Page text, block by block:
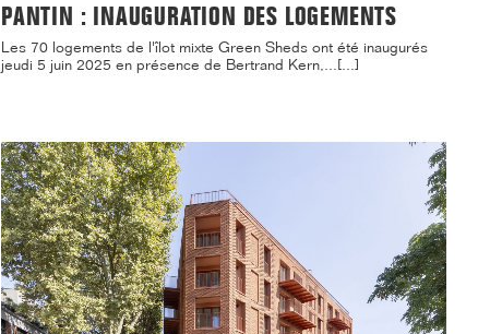
PANTIN : INAUGURATION DES LOGEMENTS
Les 70 logements de l'îlot mixte Green Sheds ont été inaugurés
jeudi 5 juin 2025 en présence de Bertrand Kern,...[...]